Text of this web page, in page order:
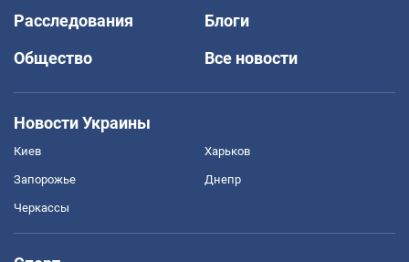
Расследования
Блоги
Общество
Все новости
Новости Украины
Киев Харьков
Запорожье Днепр
Черкассы